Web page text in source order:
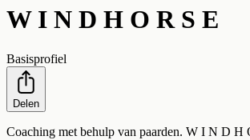
W I N D H O R S E
Basisprofiel
Delen
Coaching met behulp van paarden. W I N D H